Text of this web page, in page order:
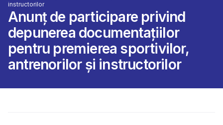
instructorilor
Anunț de participare privind
depunerea documentațiilor
pentru premierea sportivilor,
antrenorilor și instructorilor